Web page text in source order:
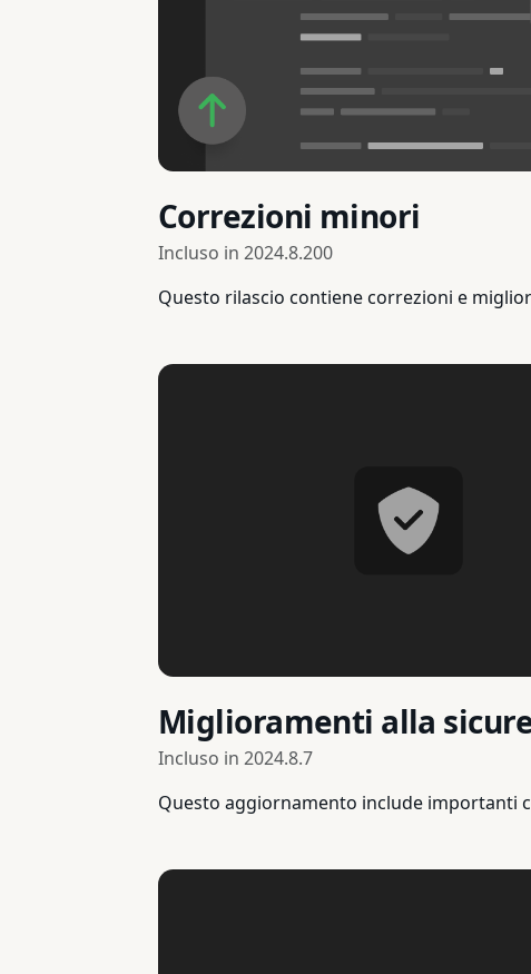
Correzioni minori
Incluso in 2024.8.200
Questo rilascio contiene correzioni e
Miglioramenti alla
Incluso in 2024.8.7
Questo aggiornamento include importanti